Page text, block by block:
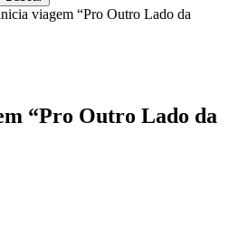
viagem “Pro Outro Lado da
“Pro Outro Lado da